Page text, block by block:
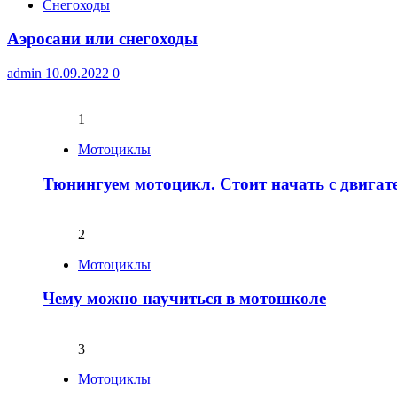
Снегоходы
Аэросани или снегоходы
admin 10.09.2022 0
1
Мотоциклы
Тюнингуем мотоцикл. Стоит начать с
2
Мотоциклы
Чему можно научиться в мотошколе
3
Мотоциклы